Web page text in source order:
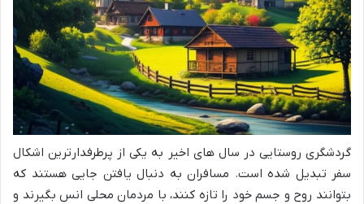
گردشگری روستایی در سال های اخیر به یکی از پرطرفدارترین اشکال
سفر تبدیل شده است. مسافران به دنبال یافتن جایی هستند که
بتوانند روح و جسم خود را تازه کنند، با مردمان محلی انس بگیرند و